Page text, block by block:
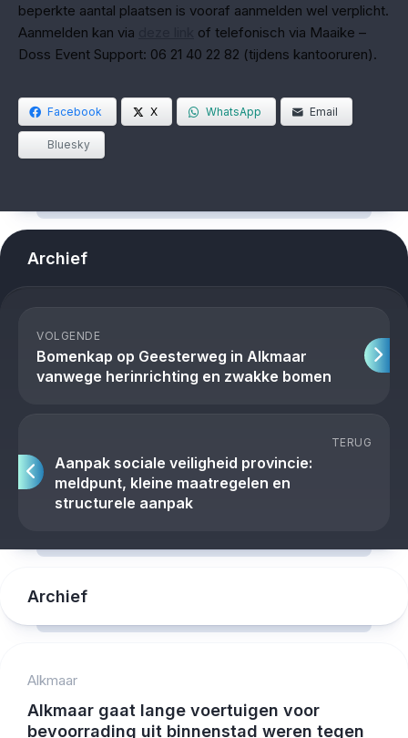
beperkte aantal plaatsen is vooraf aanmelden wel verplicht.
Aanmelden kan via
of telefonisch via Maaike –
Doss Event Support: 06 21 40 22 82 (tijdens kantooruren).
Facebook X WhatsApp Email
Bluesky
Archief
VOLGENDE
Bomenkap op Geesterweg in Alkmaar
vanwege herinrichting en zwakke bomen
TERUG
Aanpak sociale veiligheid provincie:
meldpunt, kleine maatregelen en
structurele aanpak
Archief
Alkmaar
Alkmaar gaat lange voertuigen voor
bevoorrading uit binnenstad weren tegen